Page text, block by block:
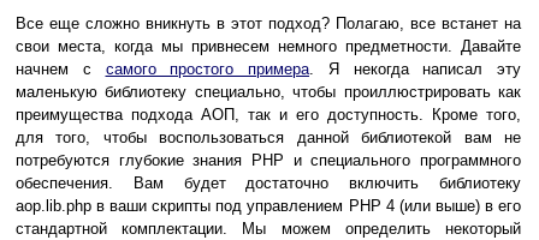
Все еще сложно вникнуть в этот подход? Полагаю, все встанет на
свои места, когда мы привнесем немного предметности. Давайте
начнем с самого простого примера. Я некогда написал эту
маленькую библиотеку специально, чтобы проиллюстрировать как
преимущества подхода АОП, так и его доступность. Кроме того,
для того, чтобы воспользоваться данной библиотекой вам не
потребуются глубокие знания PHP и специального программного
обеспечения. Вам будет достаточно включить библиотеку
aop.lib.php в ваши скрипты под управлением PHP 4 (или выше) в его
стандартной комплектации. Мы можем определить некоторый